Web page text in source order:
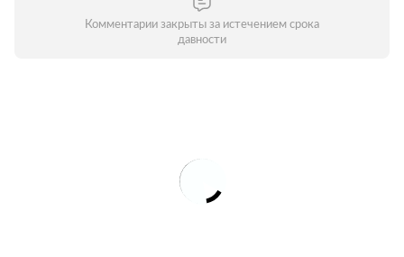
Комментарии закрыты за истечением срока
давности